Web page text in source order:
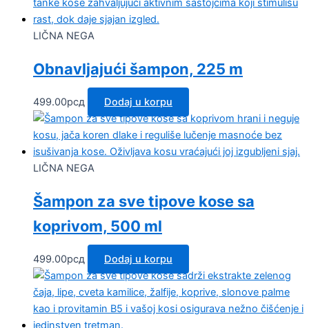
LIČNA NEGA
Obnavljajući šampon, 225 m
499.00рсд Dodaj u korpu
LIČNA NEGA
Šampon za sve tipove kose sa
koprivom, 500 ml
499.00рсд Dodaj u korpu